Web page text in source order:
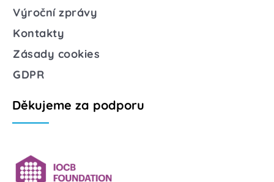
Výroční zprávy
Kontakty
Zásady cookies
GDPR
Děkujeme za podporu